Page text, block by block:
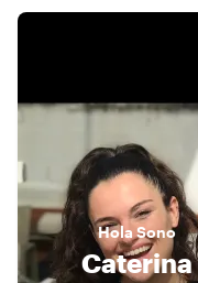
Hola Sono
Caterina